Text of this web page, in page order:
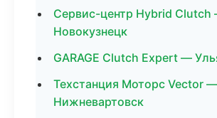
Сервис-центр Hybrid
Новокузнецк
GARAGE Clutch Expert —
Техстанция Моторс Vector —
Нижневартовск